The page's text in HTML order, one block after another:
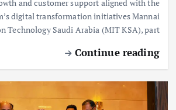
and customer support aligned with the
digital transformation initiatives Mannai
Technology Saudi Arabia (MIT KSA), part…
Continue reading